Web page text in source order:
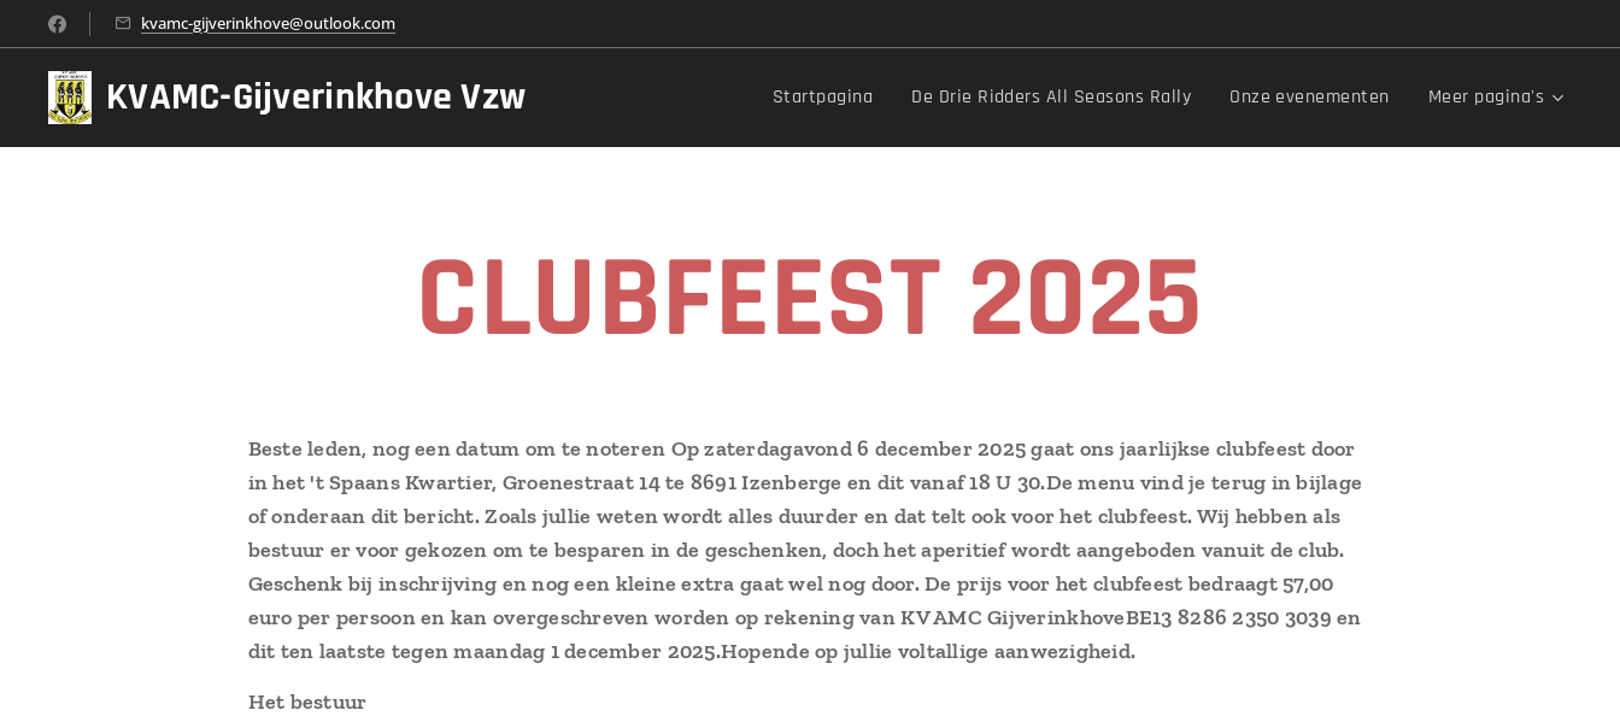
kvamc-gijverinkhove@outlook.com
KVAMC-Gijverinkhove Vzw
Vzw Vzw
Startpagina De Drie Ridders All Seasons Rally Onze evenementen Meer pagina's
CLUBFEEST 2025
Beste leden, nogeen datum om te noteren Opzaterdagavond 6 december 2025 gaat ons jaarlijkse clubfeest door
in het 't Spaans Kwartier, Groenestraat 14 te 8691 Izenberge en dit vanaf 18 U 30.De menu vind je terug in bijlage
of onderaan dit bericht. Zoals jullie weten wordt alles duurder en dat telt ook voor het clubfeest. Wij hebben als
bestuur er voor gekozen om te besparen in de geschenken, doch het aperitief wordt aangeboden vanuit de club.
Geschenk bij inschrijving en nog een kleine extra gaat wel nog door.De prijs voor het clubfeest bedraagt 57,00
euro per persoon en kan overgeschreven worden op rekening van KV AMC GijverinkhoveBE13 8286 2350 3039 en
dit ten laatste tegen maandag 1 december 2025.Hopende op jullie voltallige aanwezigheid.
Het bestuur